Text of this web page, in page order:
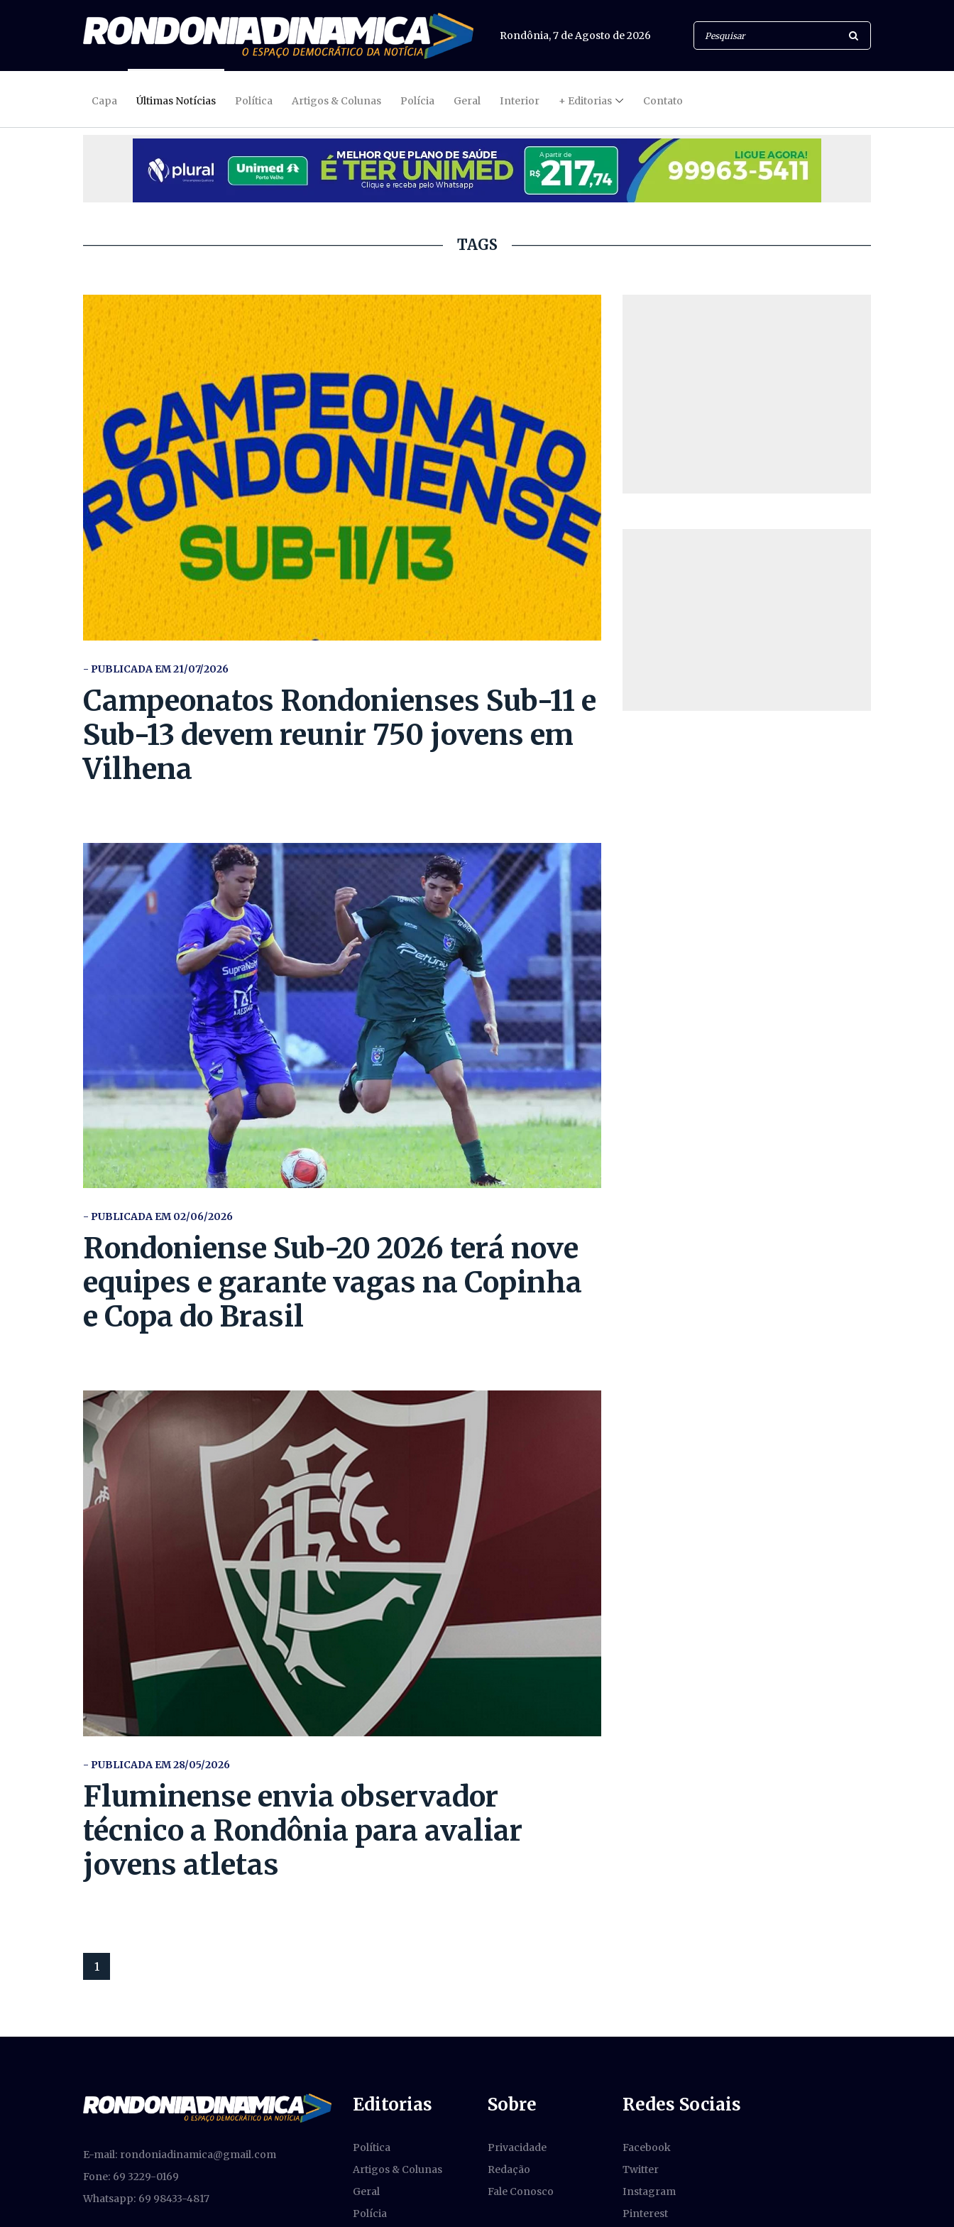
Rondônia, 7 de Agosto de 2026
Capa Últimas Notícias Política Artigos & Colunas Polícia Geral Interior + Editorias Contato
TAGS
- PUBLICADA EM 21/07/2026
Campeonatos Rondonienses Sub-11 e
Sub-13 devem reunir 750 jovens em
Vilhena
- PUBLICADA EM 02/06/2026
Rondoniense Sub-20 2026 terá nove
equipes e garante vagas na Copinha
e Copa do Brasil
- PUBLICADA EM 28/05/2026
Fluminense envia observador
técnico a Rondônia para avaliar
jovens atletas
1
E-mail: rondoniadinamica@gmail.com
Fone: 69 3229-0169
Whatsapp: 69 98433-4817
Editorias
Política
Artigos & Colunas
Geral
Polícia
Sobre
Privacidade
Redação
Fale Conosco
Redes Sociais
Facebook
Twitter
Instagram
Pinterest